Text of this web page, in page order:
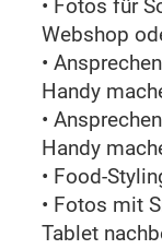
• Fotos für
Webshop
•
Handy
•
Handy
• Food-
• Fotos mit
Tablet